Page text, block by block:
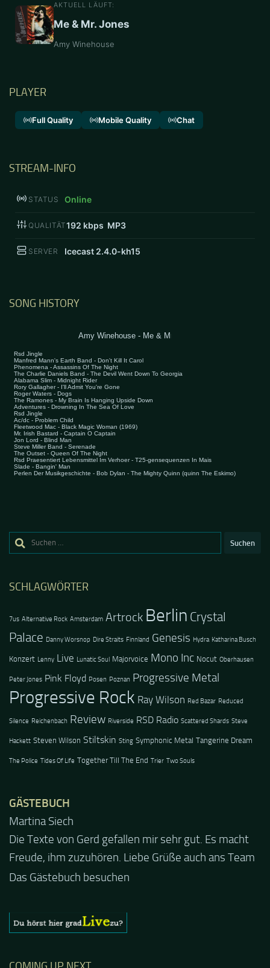
AKTUELL LÄUFT:
Me & Mr. Jones
Amy Winehouse
PLAYER
Full Quality Mobile Quality Chat
STREAM-INFO
STATUS Online
QUALITÄT192 kbps MP3
SERVER Icecast 2.4.0-kh15
SONG HISTORY
Suchen
SCHLAGWÖRTER
7us Alternative Rock Amsterdam Artrock Berlin Crystal
Palace Danny Worsnop Dire Straits Finnland Genesis Hydra Katharina Busch
Konzert Lenny Live Lunatic Soul Majorvoice Mono Inc Nocut Oberhausen
Peter Jones Pink Floyd Posen Poznan Progressive Metal
Progressive Rock Ray Wilson Red Bazar Reduced
Silence Reichenbach Review Riverside RSD Radio Scattered Shards Steve
Hackett Steven Wilson Stiltskin Sting Symphonic Metal Tangerine Dream
The Police Tides Of Life Together Till The End Trier Two Souls
GÄSTEBUCH
Jacel
Guten Abend und auch von uns nochmals besten
Dank für die tolle Mucke zur Party! Der aktuelle Live
Stream ist eine schöne Zusammenfassung - Merci...